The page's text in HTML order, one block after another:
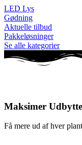
LED Lys
Gødning
Aktuelle tilbud
Pakkeløsninger
Se alle kategorier
Maksimer
Få mere ud af hver